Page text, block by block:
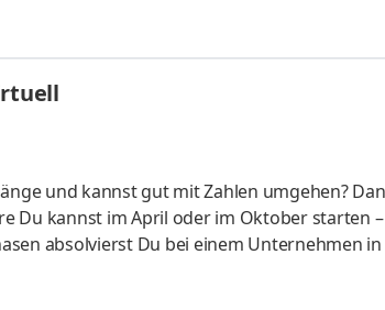
– und kannst Dich so noch
Aufgaben Du
absolvierst ein staatlich anerkanntes
und kannst gut mit Zahlen umgehen?
Du kannst im April oder im Oktober starten
absolvierst Du bei einem Unternehmen
– und kannst Dich so noch